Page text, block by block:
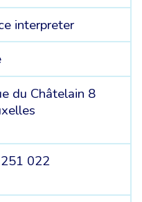
interpreter
du Châtelain 8
022